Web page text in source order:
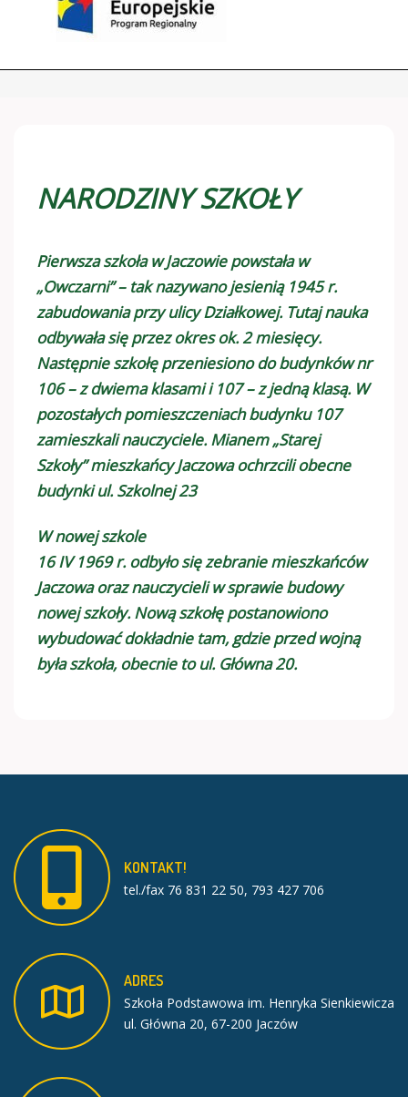
NARODZINY SZKOŁY
Pierwsza szkoła w Jaczowie powstała w
„Owczarni” – tak nazywano jesienią 1945 r.
zabudowania przy ulicy Działkowej. Tutaj nauka
odbywała się przez okres ok. 2 miesięcy.
Następnie szkołę przeniesiono do budynków nr
106 – z dwiema klasami i 107 – z jedną klasą. W
pozostałych pomieszczeniach budynku 107
zamieszkali nauczyciele. Mianem „Starej
Szkoły” mieszkańcy Jaczowa ochrzcili obecne
budynki ul. Szkolnej 23
W nowej szkole
16 IV 1969 r. odbyło się zebranie mieszkańców
Jaczowa oraz nauczycieli w sprawie budowy
nowej szkoły. Nową szkołę postanowiono
wybudować dokładnie tam, gdzie przed wojną
była szkoła, obecnie to ul. Główna 20.
KONTAKT!
tel./fax 76 831 22 50, 793 427 706
ADRES
Szkoła Podstawowa im. Henryka Sienkiewicza
ul. Główna 20, 67-200 Jaczów